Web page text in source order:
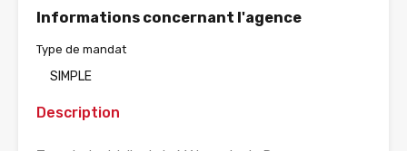
Informations concernant l'agence
Type de mandat
SIMPLE
Description